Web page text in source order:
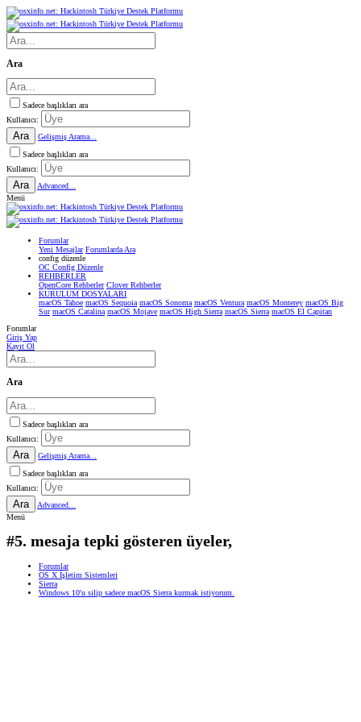
Ara
Sadece başlıkları ara
Kullanıcı:
Ara
Gelişmiş Arama...
Sadece başlıkları ara
Kullanıcı:
Ara
Advanced...
Menü
Forumlar
Yeni Mesajlar Forumlarda Ara
confıg düzenle
OC Config Düzenle
REHBERLER
OpenCore Rehberler Clover Rehberler
KURULUM DOSYALARI
macOS Tahoe macOS Sequoia macOS Sonoma macOS Ventura macOS Monterey macOS Big
Sur macOS Catalina macOS Mojave macOS High Sierra macOS Sierra macOS El Capitan
Forumlar
Giriş Yap
Kayıt Ol
Ara
Sadece başlıkları ara
Kullanıcı:
Ara
Gelişmiş Arama...
Sadece başlıkları ara
Kullanıcı:
Ara
Advanced...
Menü
#5. mesaja tepki gösteren üyeler,
Forumlar
OS X İşletim Sistemleri
Sierra
Windows 10'u silip sadece macOS Sierra kurmak istiyorum.